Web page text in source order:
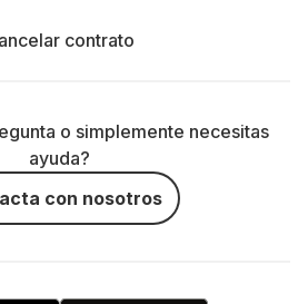
contrato
o simplemente necesitas
ayuda?
con nosotros